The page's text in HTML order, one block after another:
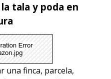
tala y poda en
una finca, parcela,